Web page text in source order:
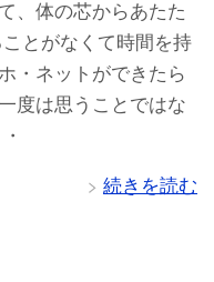
、体の芯からあたた
とがなくて時間を持
・ネットができたら
度は思うことではな
続きを読む